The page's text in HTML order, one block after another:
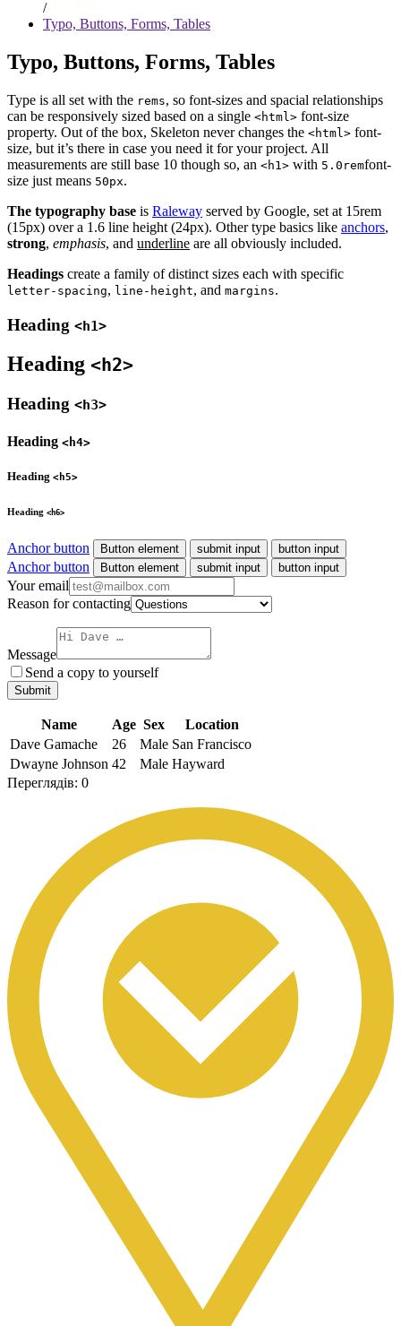
/
Typo, Buttons, Forms, Tables
Typo, Buttons, Forms, Tables
Type is all set with the rems, so font-sizes and spacial relationships
can be responsively sized based on a single <html> font-size
property. Out of the box, Skeleton never changes the <html> font-
size, but it’s there in case you need it for your project. All
measurements are still base 10 though so, an <h1> with 5.0remfont-
size just means 50px.
The typography base is Raleway served by Google, set at 15rem
(15px) over a 1.6 line height (24px). Other type basics like anchors,
strong, emphasis, and underline are all obviously included.
Headings create a family of distinct sizes each with specific
letter-spacing, line-height, and margins.
Heading <h1>
Heading <h2>
Heading <h3>
Heading <h4>
Heading <h5>
Heading <h6>
Anchor button Button element
Anchor button Button element
Your email
Reason for contacting
Message
Send a copy to yourself
Name Age Sex
Location
Dave Gamache
26 Male San Francisco
Dwayne Johnson 42 Male Hayward
Переглядів: 0